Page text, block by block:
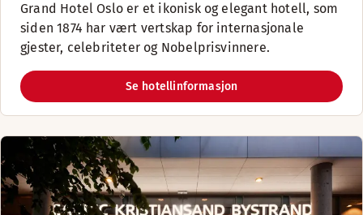
Grand Hotel Oslo er et ikonisk og elegant hotell, som
siden 1874 har vært vertskap for internasjonale
gjester, celebriteter og Nobelprisvinnere.
Se hotellinformasjon